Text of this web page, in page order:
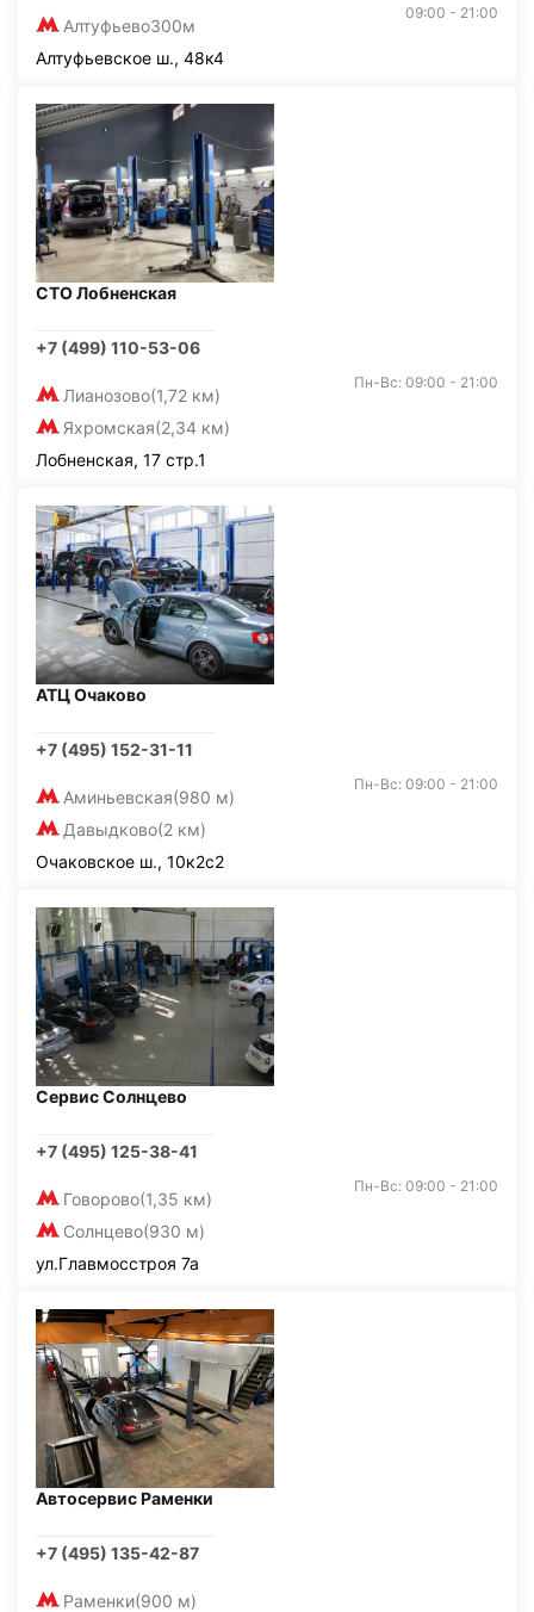
Алтуфьево300м
09:00 - 21:00
Алтуфьевское ш., 48к4
СТО Лобненская
+7 (499) 110-53-06
Лианозово(1,72 км)
Яхромская(2,34 км)
Пн-Вс: 09:00 - 21:00
Лобненская, 17 стр.1
АТЦ Очаково
+7 (495) 152-31-11
Аминьевская(980 м)
Давыдково(2 км)
Пн-Вс: 09:00 - 21:00
Очаковское ш., 10к2с2
Сервис Солнцево
+7 (495) 125-38-41
Говорово(1,35 км)
Солнцево(930 м)
Пн-Вс: 09:00 - 21:00
ул.Главмосстроя 7а
Автосервис Раменки
+7 (495) 135-42-87
Раменки(900 м)